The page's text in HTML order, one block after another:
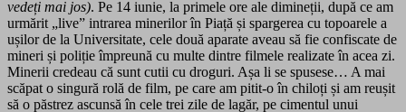
vedeți mai jos). Pe 14 iunie, la primele ore ale dimineții, după ce am
urmărit „live” intrarea minerilor în Piață și spargerea cu topoarele a
ușilor de la Universitate, cele două aparate aveau să fie confiscate de
mineri și poliție împreună cu multe dintre filmele realizate în acea zi.
Minerii credeau că sunt cutii cu droguri. Așa li se spusese… A mai
scăpat o singură rolă de film, pe care am pitit-o în chiloți și am reușit
să o păstrez ascunsă în cele trei zile de lagăr, pe cimentul unui